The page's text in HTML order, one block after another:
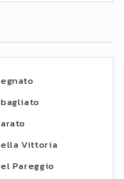
Vittoria
Pareggio